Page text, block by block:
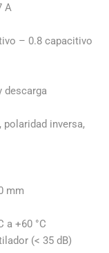
A
– 0.8 capacitivo
descarga
inversa,
mm
a +60 °C
(< 35 dB)